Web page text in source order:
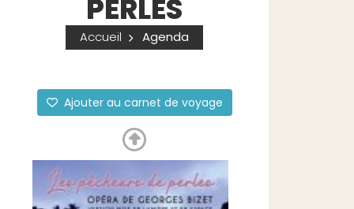
PERLES
Accueil Agenda
Ajouter au carnet de voyage